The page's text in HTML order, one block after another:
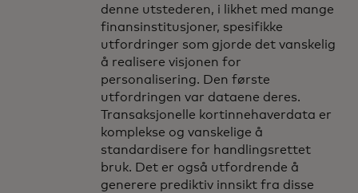
denne utstederen, i likhet med mange
finansinstitusjoner, spesifikke
utfordringer som gjorde det vanskelig
å realisere visjonen for
personalisering. Den første
utfordringen var dataene deres.
Transaksjonelle kortinnehaverdata er
komplekse og vanskelige å
standardisere for handlingsrettet
bruk. Det er også utfordrende å
generere prediktiv innsikt fra disse